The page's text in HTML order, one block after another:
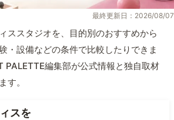
最終更新日：2026/08/07
ススタジオを、目的別のおすすめから
・設備などの条件で比較したりできま
PALETTE編集部が公式情報と独自取材
す。
スを